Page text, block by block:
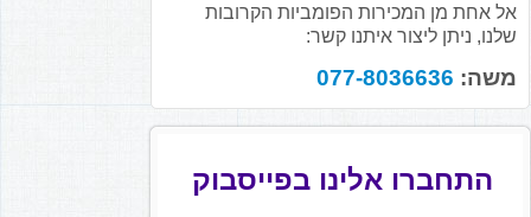
אל אחת מן המכירות הפומביות הקרובות
שלנו, ניתן ליצור איתנו קשר:
משה: 077-8036636
התחברו אלינו בפייסבוק